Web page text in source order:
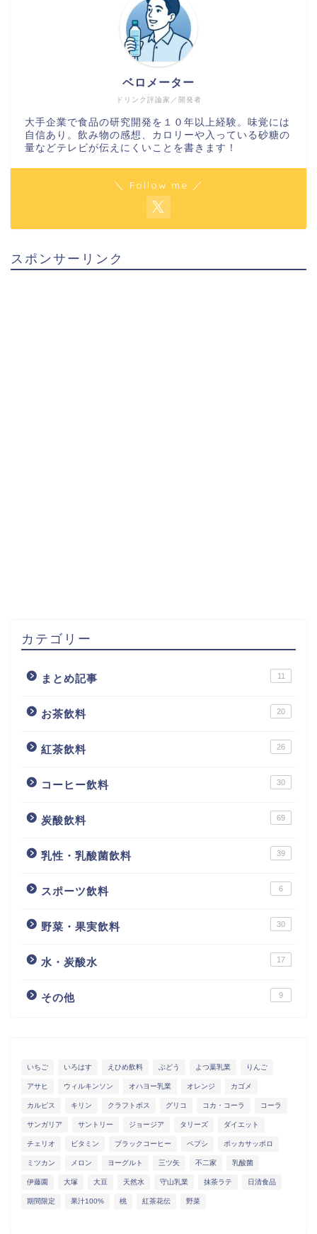
ドリンク評論家／開発者
ベロメーター
大手企業で食品の研究開発を１０年以上経験。味覚には
自信あり。飲み物の感想、カロリーや入っている砂糖の
量などテレビが伝えにくいことを書きます！
＼ Follow me ／
スポンサーリンク
カテゴリー
まとめ記事 11
お茶飲料 20
紅茶飲料 26
コーヒー飲料 30
炭酸飲料 69
乳性・乳酸菌飲料 39
スポーツ飲料 6
野菜・果実飲料 30
水・炭酸水 17
その他 9
いちご いろはす えひめ飲料 ぶどう よつ葉乳業 りんご
アサヒ ウィルキンソン オハヨー乳業 オレンジ カゴメ
カルピス キリン クラフトボス グリコ コカ・コーラ コーラ
サンガリア サントリー ジョージア タリーズ ダイエット
チェリオ ビタミン ブラックコーヒー ペプシ ポッカサッポロ
ミツカン メロン ヨーグルト 三ツ矢 不二家 乳酸菌
伊藤園 大塚 大豆 天然水 守山乳業 抹茶ラテ 日清食品
期間限定 果汁100% 桃 紅茶花伝 野菜